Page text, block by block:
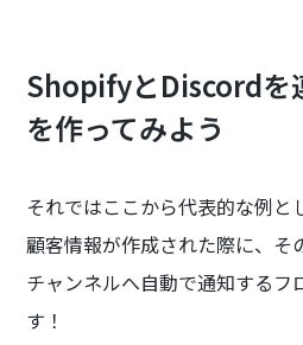
ShopifyとDiscordを
を作ってみよう
それではここから代表的な例
顧客情報が作成された際に、
チャンネルへ自動で通知するフ
す！